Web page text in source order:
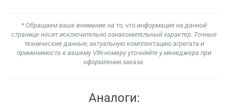
* Обращаем ваше внимание на то, что информация на данной
странице носит исключительно ознакомительный характер. Точные
технические данные, актуальную комплектацию агрегата и
применимость к вашему VIN-номеру уточняйте у менеджера при
оформлении заказа.
Аналоги: